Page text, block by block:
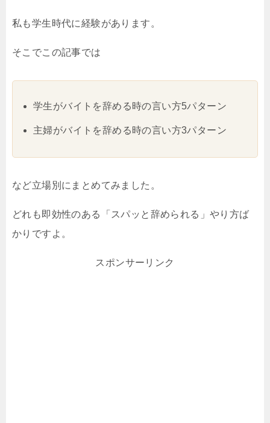
私も学生時代に経験があります。
そこでこの記事では
学生がバイトを辞める時の言い方5パターン
主婦がバイトを辞める時の言い方3パターン
など立場別にまとめてみました。
どれも即効性のある「スパッと辞められる」やり方ば
かりですよ。
スポンサーリンク